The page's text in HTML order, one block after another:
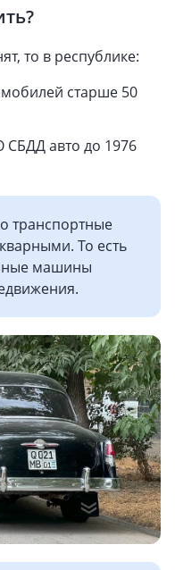
то в республике:
старше 50
СБДД авто до 1976
транспортные
То есть
машины